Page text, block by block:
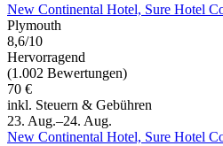
New Continental Hotel, Sure Hotel
Plymouth
8,6/10
Hervorragend
(1.002 Bewertungen)
70 €
inkl. Steuern & Gebühren
23. Aug.–24. Aug.
New Continental Hotel, Sure Hotel